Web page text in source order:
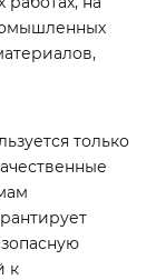
только
к